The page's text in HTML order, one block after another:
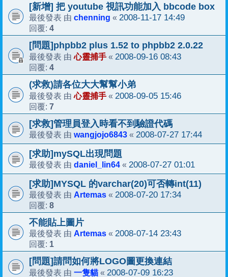
[新增] 把 youtube 視訊功能加入 bbcode box
最後發表 由 chenning « 2008-11-17 14:49
回覆: 4
[問題]phpbb2 plus 1.52 to phpbb2 2.0.22
最後發表 由心靈捕手 « 2008-09-16 08:43
回覆: 4
(求救)請各位大大幫幫小弟
最後發表 由心靈捕手 « 2008-09-05 15:46
回覆: 7
[求救]管理員登入時看不到驗證代碼
最後發表 由 wangjojo6843 « 2008-07-27 17:44
[求助]mySQL出現問題
最後發表 由 daniel_lin64 « 2008-07-27 01:01
[求助]MYSQL 的varchar(20)可否轉int(11)
最後發表 由 Artemas « 2008-07-20 17:34
回覆: 8
不能貼上圖片
最後發表 由 Artemas « 2008-07-14 23:43
回覆: 1
[問題]請問如何將LOGO圖更換連結
最後發表 由 一隻貓 « 2008-07-09 16:23